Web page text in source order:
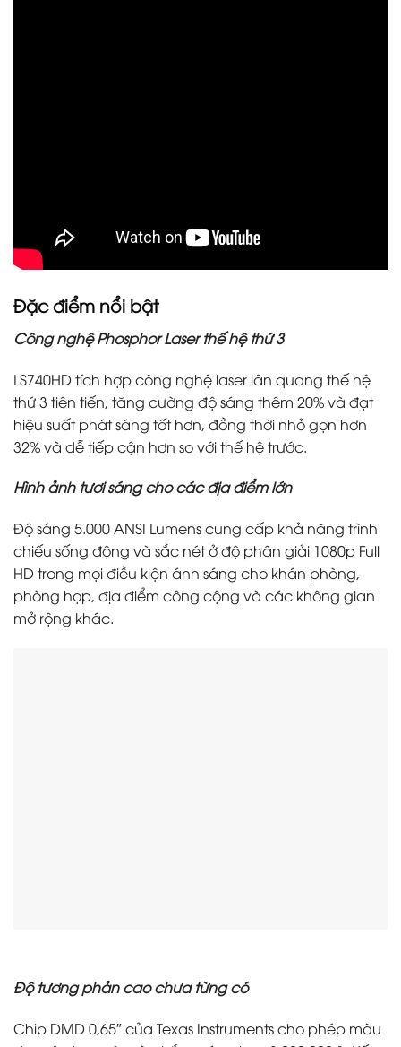
Đặc điểm nổi bật
Công nghệ Phosphor Laser thế hệ thứ 3
LS740HD tích hợp công nghệ laser lân quang thế hệ
thứ 3 tiên tiến, tăng cường độ sáng thêm 20% và đạt
hiệu suất phát sáng tốt hơn, đồng thời nhỏ gọn hơn
32% và dễ tiếp cận hơn so với thế hệ trước.
Hình ảnh tươi sáng cho các địa điểm lớn
Độ sáng 5.000 ANSI Lumens cung cấp khả năng trình
chiếu sống động và sắc nét ở độ phân giải 1080p Full
HD trong mọi điều kiện ánh sáng cho khán phòng,
phòng họp, địa điểm công cộng và các không gian
mở rộng khác.
Độ tương phản cao chưa từng có
Chip DMD 0,65″ của Texas Instruments cho phép màu